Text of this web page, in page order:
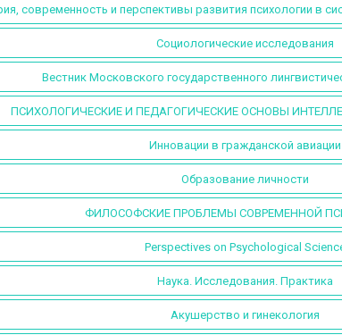
современность и перспективы развития психологии в
Социологические исследования
Вестник Московского государственного
ПСИХОЛОГИЧЕСКИЕ И ПЕДАГОГИЧЕСКИЕ ОСНОВЫ
Инновации в гражданской авиации
Образование личности
ФИЛОСОФСКИЕ ПРОБЛЕМЫ СОВРЕМЕННОЙ
Perspectives on Psychological
Наука. Исследования. Практика
Акушерство и гинекология